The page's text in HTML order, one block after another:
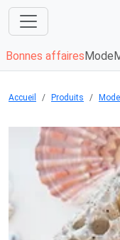
Bonnes affaires Mode
Accueil Produits Mode